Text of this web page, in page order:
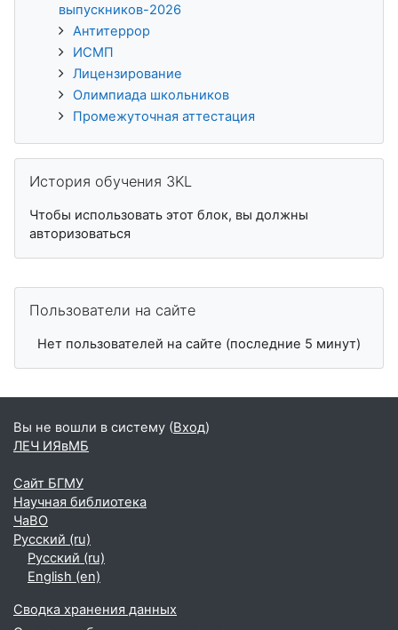
выпускников-2026
Антитеррор
ИСМП
Лицензирование
Олимпиада школьников
Промежуточная аттестация
История обучения 3KL
Чтобы использовать этот блок, вы должны
авторизоваться
Пользователи на сайте
Нет пользователей на сайте (последние 5 минут)
Вы не вошли в систему (Вход)
ЛЕЧ ИЯвМБ
Сайт БГМУ
Научная библиотека
ЧаВО
Русский ‎(ru)‎
Русский ‎(ru)‎
English ‎(en)‎
Сводка хранения данных